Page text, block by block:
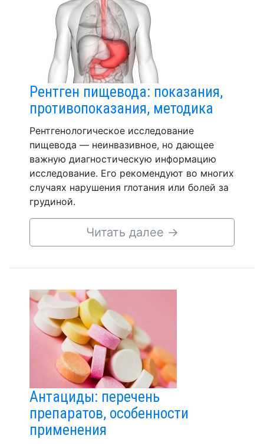
Рентген пищевода: показания,
противопоказания, методика
Рентгенологическое исследование
пищевода — неинвазивное, но дающее
важную диагностическую информацию
исследование. Его рекомендуют во многих
случаях нарушения глотания или болей за
грудиной.
Читать далее →
Антациды: перечень
препаратов, особенности
применения